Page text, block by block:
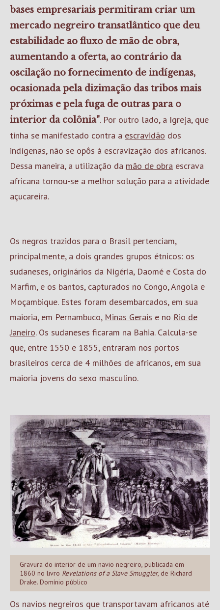
bases empresariais permitiram criar um
mercado negreiro transatlântico que deu
estabilidade ao fluxo de mão de obra,
aumentando a oferta, ao contrário da
oscilação no fornecimento de indígenas,
ocasionada pela dizimação das tribos mais
próximas e pela fuga de outras para o
interior da colônia". Por outro lado, a Igreja, que
tinha se manifestado contra a escravidão dos
indígenas, não se opôs à escravização dos africanos.
Dessa maneira, a utilização da mão de obra escrava
africana tornou-se a melhor solução para a atividade
açucareira.
Os negros trazidos para o Brasil pertenciam,
principalmente, a dois grandes grupos étnicos: os
sudaneses, originários da Nigéria, Daomé e Costa do
Marfim, e os bantos, capturados no Congo, Angola e
Moçambique. Estes foram desembarcados, em sua
maioria, em Pernambuco, Minas Gerais e no Rio de
Janeiro. Os sudaneses ficaram na Bahia. Calcula-se
que, entre 1550 e 1855, entraram nos portos
brasileiros cerca de 4 milhões de africanos, em sua
maioria jovens do sexo masculino.
Gravura do interior de um navio negreiro, publicada em
1860 no livro Revelations of a Slave Smuggler, de Richard
Drake. Domínio público
Os navios negreiros que transportavam africanos até